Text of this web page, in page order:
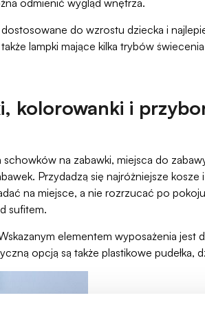
odmienić wygląd wnętrza.
do wzrostu dziecka i
lampki mające kilka trybów
kolorowanki i
na zabawki, miejsca do
Przydadzą się najróżniejsze
na miejsce, a nie rozrzucać po
sufitem.
elementem wyposażenia jest
opcją są także plastikowe